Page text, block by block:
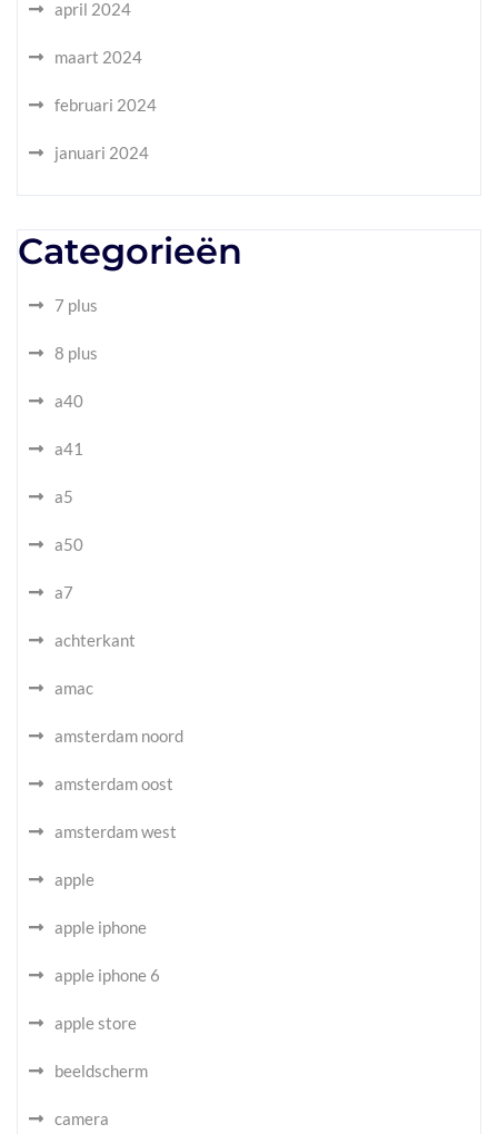
april 2024
maart 2024
februari 2024
januari 2024
Categorieën
7 plus
8 plus
a40
a41
a5
a50
a7
achterkant
amac
amsterdam noord
amsterdam oost
amsterdam west
apple
apple iphone
apple iphone 6
apple store
beeldscherm
camera